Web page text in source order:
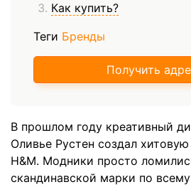
Как купить?
Теги Бренды
Получить
В прошлом году креативный
Оливье Рустен создал
H&M. Модники просто
скандинавской марки по